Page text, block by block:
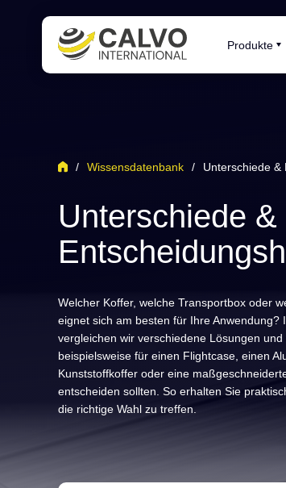
Produkte
/ Wissensdatenbank / Unterschiede &
Unterschiede &
Welcher Koffer, welche Transportbox oder
eignet sich am besten für Ihre Anwendung?
vergleichen wir verschiedene Lösungen
beispielsweise für einen Flightcase, einen
Kunststoffkoffer oder eine
entscheiden sollten. So erhalten Sie
die richtige Wahl zu treffen.